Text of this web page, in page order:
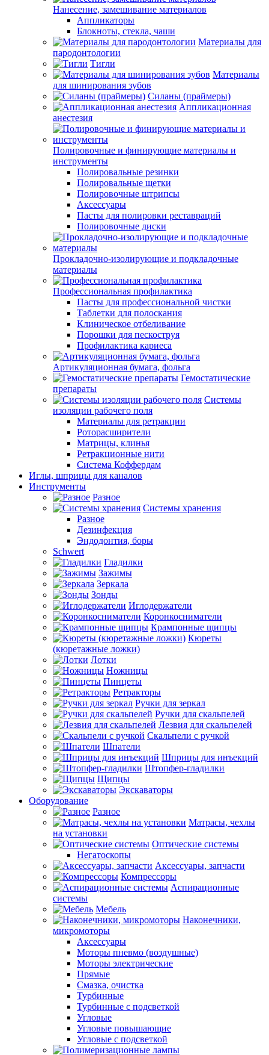
Нанесение, замешивание материалов
Аппликаторы
Блокноты, стекла, чаши
Материалы для
пародонтологии
Тигли
Материалы
для шинирования зубов
Силаны (праймеры)
Аппликационная
анестезия
Полировочные и финирующие материалы и
инструменты
Полировальные резинки
Полировальные щетки
Полировочные штрипсы
Аксессуары
Пасты для полировки реставраций
Полировочные диски
Прокладочно-изолирующие и подкладочные
материалы
Профессиональная профилактика
Пасты для профессиональной чистки
Таблетки для полоскания
Клиническое отбеливание
Порошки для пескоструя
Профилактика кариеса
Артикуляционная бумага, фольга
Гемостатические
препараты
Системы
изоляции рабочего поля
Материалы для ретракции
Роторасширители
Матрицы, клинья
Ретракционные нити
Система Коффердам
Иглы, шприцы для каналов
Инструменты
Разное
Системы хранения
Разное
Дезинфекция
Эндодонтия, боры
Schwert
Гладилки
Зажимы
Зеркала
Зонды
Иглодержатели
Коронкосниматели
Крампонные щипцы
Кюреты
(кюретажные ложки)
Лотки
Ножницы
Пинцеты
Ретракторы
Ручки для зеркал
Ручки для скальпелей
Лезвия для скальпелей
Скальпели с ручкой
Шпатели
Шприцы для инъекций
Штопфер-гладилки
Щипцы
Экскаваторы
Оборудование
Разное
Матрасы, чехлы
на установки
Оптические системы
Негатоскопы
Аксессуары, запчасти
Компрессоры
Аспирационные
системы
Мебель
Наконечники,
микромоторы
Аксессуары
Моторы пневмо (воздушные)
Моторы электрические
Прямые
Смазка, очистка
Турбинные
Турбинные с подсветкой
Угловые
Угловые повышающие
Угловые с подсветкой